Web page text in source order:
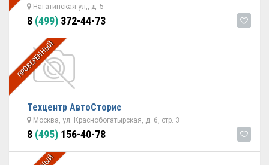
Нагатинская ул,, д. 5
8 (499) 372-44-73
ПРОВЕРЕННЫЙ
Техцентр АвтоСторис
Москва, ул. Краснобогатырская, д. 6, стр. 3
8 (495) 156-40-78